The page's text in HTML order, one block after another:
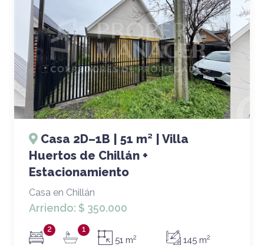
Casa 2D–1B | 51 m² | Villa
Huertos de Chillán +
Estacionamiento
Casa en Chillán
Arriendo: $ 350.000
2 1
51 m2 145 m2